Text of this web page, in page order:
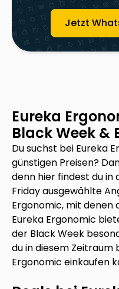
Jetzt
Eureka
Black Week &
Du suchst bei Eureka
günstigen Preisen?
denn hier findest du in
Friday ausgewählte
Ergonomic, mit denen
Eureka Ergonomic
der Black Week
du in diesem Zeitraum
Ergonomic einkaufen